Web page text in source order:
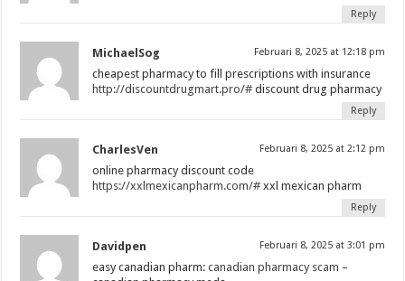
Reply
MichaelSog Februari 8, 2025 at 12:18 pm
cheapest pharmacy to fill prescriptions with insurance
http://discountdrugmart.pro/# discount drug pharmacy
Reply
CharlesVen Februari 8, 2025 at 2:12 pm
online pharmacy discount code
https://xxlmexicanpharm.com/# xxl mexican pharm
Reply
Davidpen Februari 8, 2025 at 3:01 pm
easy canadian pharm:canadian pharmacy scam –